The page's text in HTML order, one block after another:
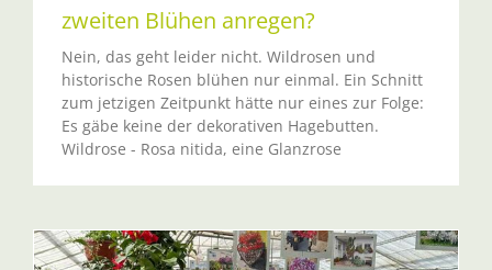
zweiten Blühen anregen?
Nein, das geht leider nicht. Wildrosen und
historische Rosen blühen nur einmal. Ein Schnitt
zum jetzigen Zeitpunkt hätte nur eines zur Folge:
Es gäbe keine der dekorativen Hagebutten.
Wildrose - Rosa nitida, eine Glanzrose